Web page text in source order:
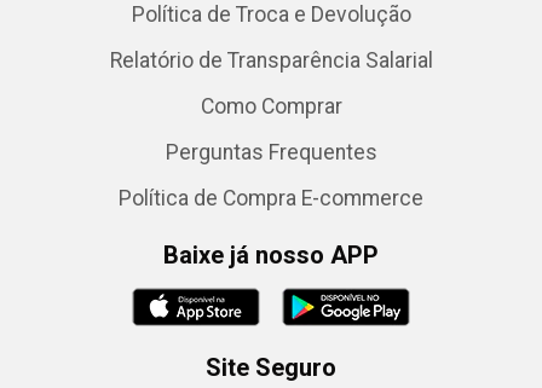
Política de Troca e Devolução
Relatório de Transparência Salarial
Como Comprar
Perguntas Frequentes
Política de Compra E-commerce
Baixe já nosso APP
Site Seguro